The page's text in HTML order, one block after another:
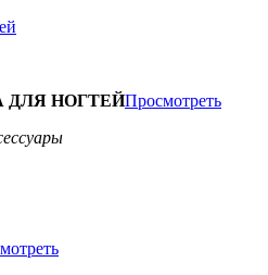
НОГТЕЙПросмотреть